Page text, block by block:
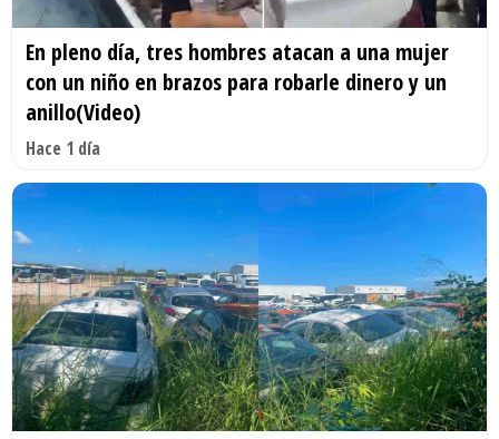
En pleno día, tres hombres atacan a una mujer
con un niño en brazos para robarle dinero y un
anillo(Video)
Hace 1 día